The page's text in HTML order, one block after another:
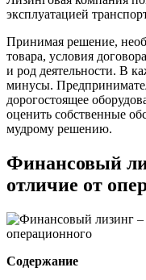
эксплуатацией
Принимая решение,
товара, условия
и род деятельности. В
минусы.
дорогостоящее
оценить собственные
мудрому решению.
Финансовый
отличие от
Содержание